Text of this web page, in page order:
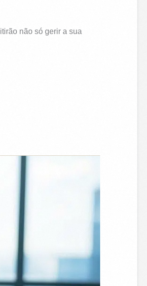
não só gerir a sua